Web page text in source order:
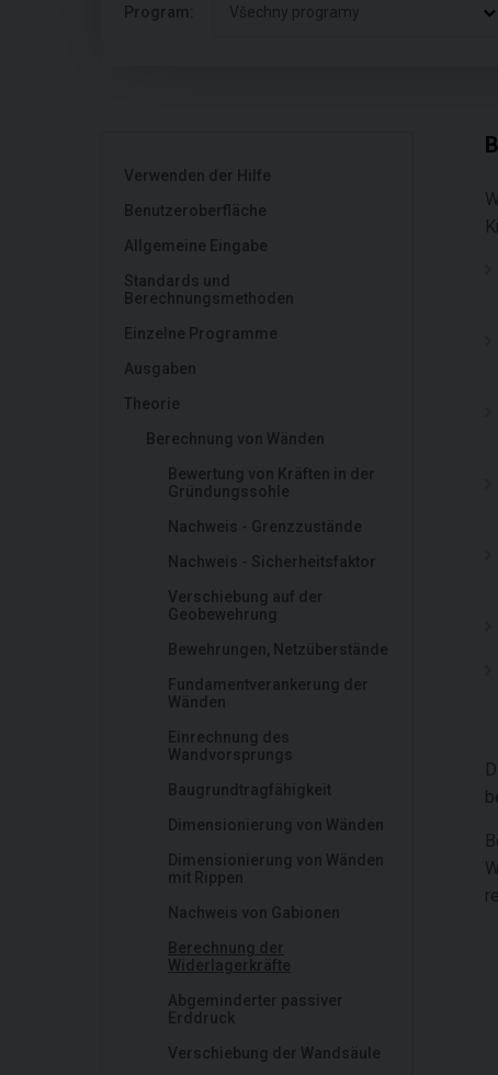
Program: Všechny programy
Verwenden der Hilfe
Benutzeroberfläche
Allgemeine Eingabe
Standards und
Berechnungsmethoden
Einzelne Programme
Ausgaben
Theorie
Berechnung von Wänden
Bewertung von Kräften in der
Gründungssohle
Nachweis - Grenzzustände
Nachweis - Sicherheitsfaktor
Verschiebung auf der
Geobewehrung
Bewehrungen, Netzüberstände
Fundamentverankerung der
Wänden
Einrechnung des
Wandvorsprungs
Baugrundtragfähigkeit
Dimensionierung von Wänden
Dimensionierung von Wänden
mit Rippen
Nachweis von Gabionen
Berechnung der
Widerlagerkräfte
Abgeminderter passiver
Erddruck
Verschiebung der Wandsäule